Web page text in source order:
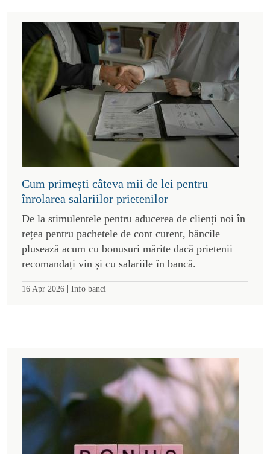
Cum primești câteva mii de lei pentru
înrolarea salariilor prietenilor
De la stimulentele pentru aducerea de clienți noi în
rețea pentru pachetele de cont curent, băncile
plusează acum cu bonusuri mărite dacă prietenii
recomandați vin și cu salariile în bancă.
16 Apr 2026 | Info banci